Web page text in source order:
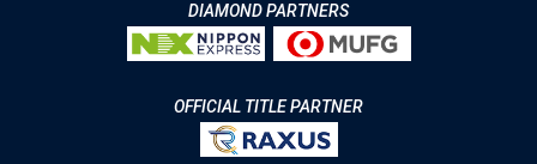
DIAMOND PARTNERS
OFFICIAL TITLE PARTNER